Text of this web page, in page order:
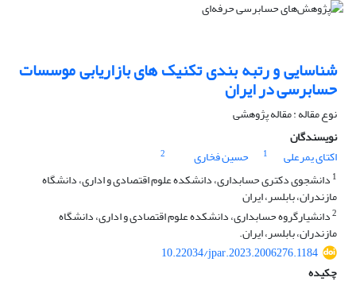
شناسایی و رتبه بندی تکنیک های بازاریابی موسسات
حسابرسی در ایران
نوع مقاله : مقاله پژوهشی
نویسندگان
اکتای یمرعلی
1 حسین فخاری
2
1 دانشجوی دکتری حسابداری، دانشکده علوم اقتصادی و اداری، دانشگاه
مازندران، بابلسر، ایران
2دانشیارگروه حسابداری، دانشکده علوم اقتصادی و اداری، دانشگاه
مازندران، بابلسر، ایران.
10.22034/jpar.2023.2006276.1184
چکیده